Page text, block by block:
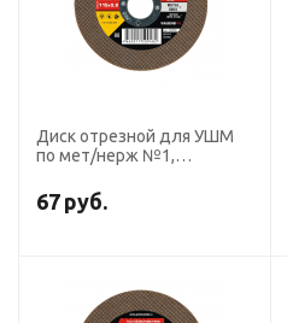
Диск отрезной для УШМ
по мет/нерж №1,
Профоснастка Эксперт
тип 41
67 руб.